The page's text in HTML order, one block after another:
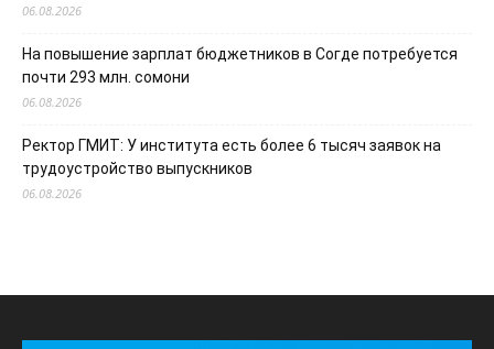
06.08.2026
На повышение зарплат бюджетников в Согде потребуется
почти 293 млн. сомони
06.08.2026
Ректор ГМИТ: У института есть более 6 тысяч заявок на
трудоустройство выпускников
06.08.2026